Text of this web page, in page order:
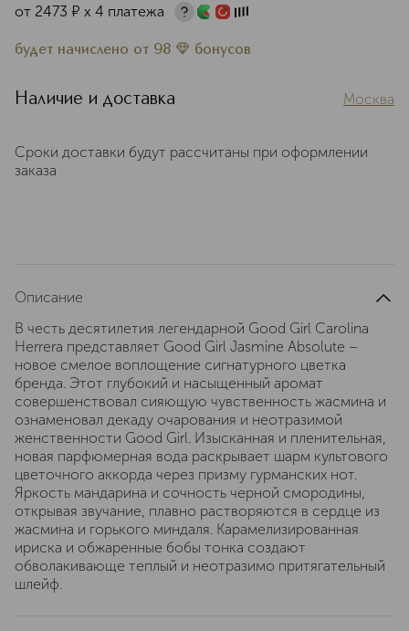
от 2473 ¤ х 4 платежа
будет начислено от 98 бонусов
Наличие и доставка Москва
Сроки доставки будут рассчитаны при оформлении
заказа
Описание
В честь десятилетия легендарной Good Girl Carolina
Herrera представляет Good Girl Jasmine Absolute –
новое смелое воплощение сигнатурного цветка
бренда. Этот глубокий и насыщенный аромат
совершенствовал сияющую чувственность жасмина и
ознаменовал декаду очарования и неотразимой
женственности Good Girl. Изысканная и пленительная,
новая парфюмерная вода раскрывает шарм культового
цветочного аккорда через призму гурманских нот.
Яркость мандарина и сочность черной смородины,
открывая звучание, плавно растворяются в сердце из
жасмина и горького миндаля. Карамелизированная
ириска и обжаренные бобы тонка создают
обволакивающе теплый и неотразимо притягательный
шлейф.